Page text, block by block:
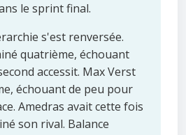
le sprint final.
s'est renversée.
quatrième, échouant
accessit. Max Verst
échouant de peu pour
Amedras avait cette fois
son rival. Balance